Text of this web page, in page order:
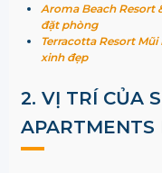
Aroma Beach Resort
đặt phòng
Terracotta Resort
xinh đẹp
2. VỊ TRÍ CỦA
APARTMENTS